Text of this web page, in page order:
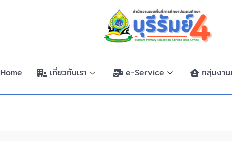
Home เกี่ยวกับเรา e-Service กลุ่มงาน